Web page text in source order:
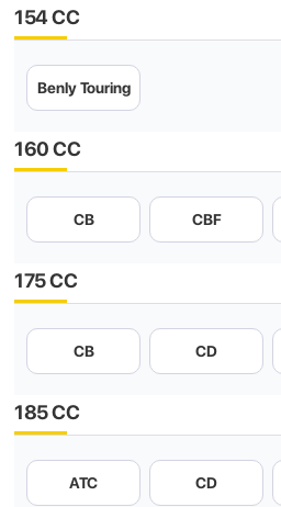
154 CC
Benly Touring
160 CC
CB CBF
175 CC
CB CD
185 CC
ATC CD